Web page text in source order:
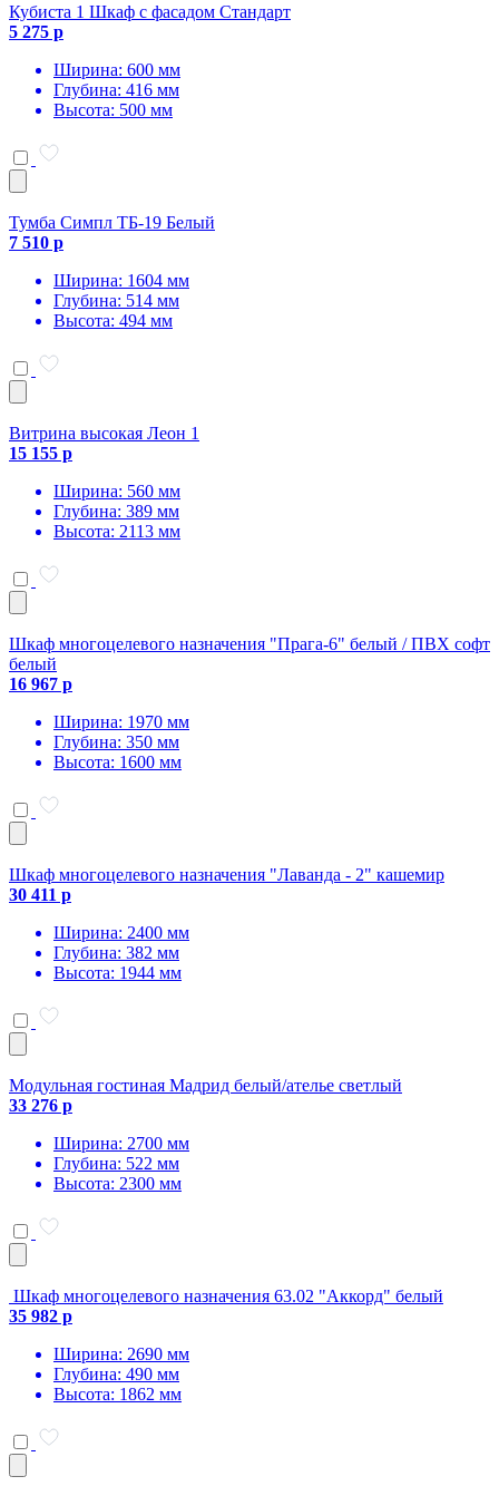
Кубиста 1 Шкаф с фасадом Стандарт
5 275 р
Ширина: 600 мм
Глубина: 416 мм
Высота: 500 мм
Тумба Симпл ТБ-19 Белый
7 510 р
Ширина: 1604 мм
Глубина: 514 мм
Высота: 494 мм
Витрина высокая Леон 1
15 155 р
Ширина: 560 мм
Глубина: 389 мм
Высота: 2113 мм
Шкаф многоцелевого назначения "Прага-6" белый / ПВХ софт
белый
16 967 р
Ширина: 1970 мм
Глубина: 350 мм
Высота: 1600 мм
Шкаф многоцелевого назначения "Лаванда - 2" кашемир
30 411 р
Ширина: 2400 мм
Глубина: 382 мм
Высота: 1944 мм
Модульная гостиная Мадрид белый/ателье светлый
33 276 р
Ширина: 2700 мм
Глубина: 522 мм
Высота: 2300 мм
Шкаф многоцелевого назначения 63.02 "Аккорд" белый
35 982 р
Ширина: 2690 мм
Глубина: 490 мм
Высота: 1862 мм